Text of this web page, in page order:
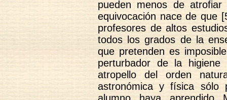
pueden menos de
equivocación nace de que
profesores de altos
todos los grados de la
que pretenden es
perturbador de la
atropello del orden
astronómica y física sólo